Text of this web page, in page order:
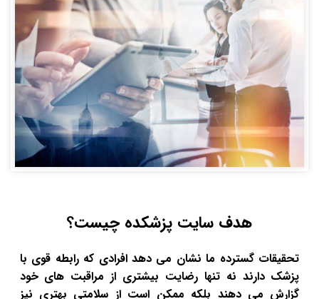
هدف سایت پزشکده چیست؟
تحقیقات گسترده ما نشان می دهد افرادی که رابطه قوی با
پزشک دارند نه تنها رضایت بیشتری از مراقبت های خود
گزارش می دهند بلکه ممکن است از سلامتی بهتری نیز